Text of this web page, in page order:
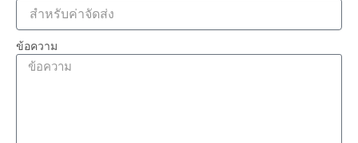
ข้อความ